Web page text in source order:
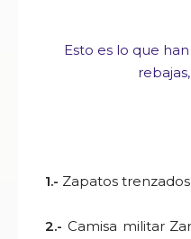
Esto es lo que
1.- Zapatos
2.- Camisa militar